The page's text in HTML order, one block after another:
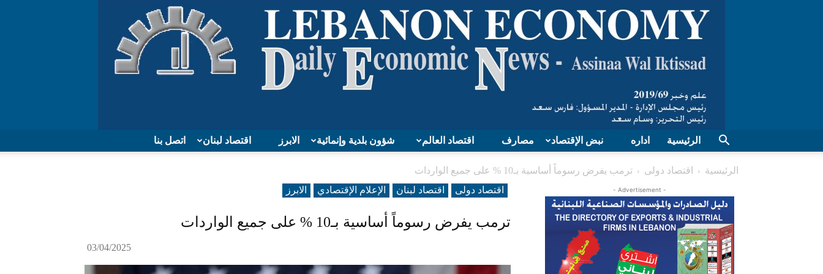
اتصل بنا اقتصاد لبنان الابرز شؤون بلدية وإنمائية اقتصاد العالم مصارف نبض الإقتصاد اداره الرئيسية
الرئيسية اقتصاد دولی
ترمب يفرض رسوماً أساسية بـ10 % على جميع الواردات
اقتصاد دولی
اقتصاد لبنان الإعلام الإقتصادي الابرز
ترمب يفرض رسوماً أساسية بـ10 % على جميع الواردات
03/04/2025
- Advertisement -